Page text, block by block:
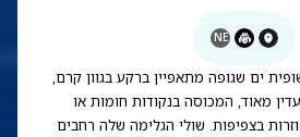
NE
ים שגופה מתאפיין ברקע בגוון קרם,
מאוד, המכוסה בנקודות חומות או
בצפיפות. שולי הגלימה שלה רחבים